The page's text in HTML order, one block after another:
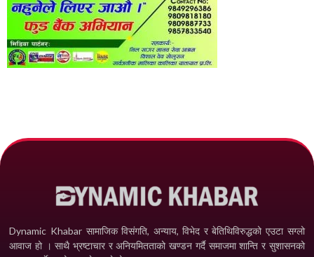
Dynamic Khabar सामाजिक विसंगति, अन्याय, विभेद­ र बेतिथिविरुद्धको एउटा सग्लो
आवाज हो । साथै भ्रष्टाचार र अनियमितताको खण्डन गर्दै समाजमा शान्ति र सुशासनको